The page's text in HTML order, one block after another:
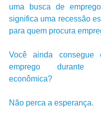
uma busca de
significa uma recessão
para quem procura
Você ainda consegue
emprego durante
econômica?
Não perca a esperança.